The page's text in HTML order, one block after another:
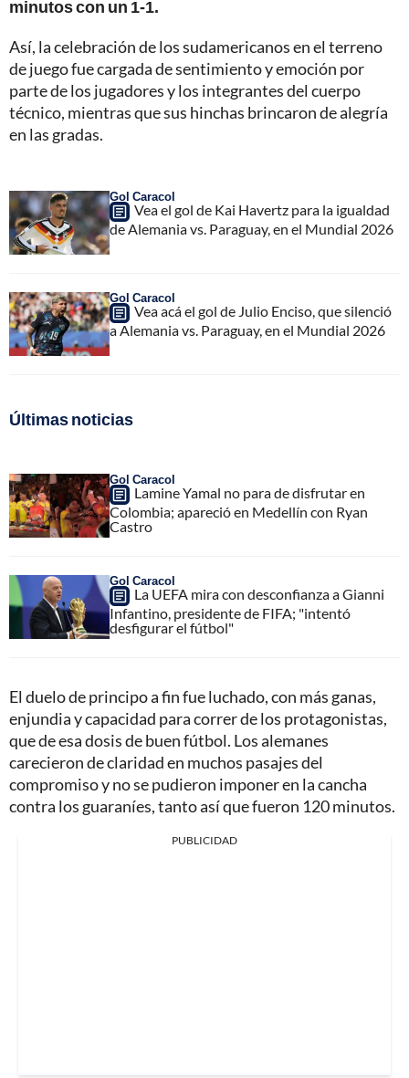
minutos con un 1-1.
Así, la celebración de los sudamericanos en el terreno
de juego fue cargada de sentimiento y emoción por
parte de los jugadores y los integrantes del cuerpo
técnico, mientras que sus hinchas brincaron de alegría
en las gradas.
Gol Caracol
Vea el gol de Kai Havertz para la igualdad
de Alemania vs. Paraguay, en el Mundial 2026
Gol Caracol
Vea acá el gol de Julio Enciso, que silenció
a Alemania vs. Paraguay, en el Mundial 2026
Últimas noticias
Gol Caracol
Lamine Yamal no para de disfrutar en
Colombia; apareció en Medellín con Ryan
Castro
Gol Caracol
La UEFA mira con desconfianza a Gianni
Infantino, presidente de FIFA; "intentó
desfigurar el fútbol"
El duelo de principo a fin fue luchado, con más ganas,
enjundia y capacidad para correr de los protagonistas,
que de esa dosis de buen fútbol. Los alemanes
carecieron de claridad en muchos pasajes del
compromiso y no se pudieron imponer en la cancha
contra los guaraníes, tanto así que fueron 120 minutos.
PUBLICIDAD